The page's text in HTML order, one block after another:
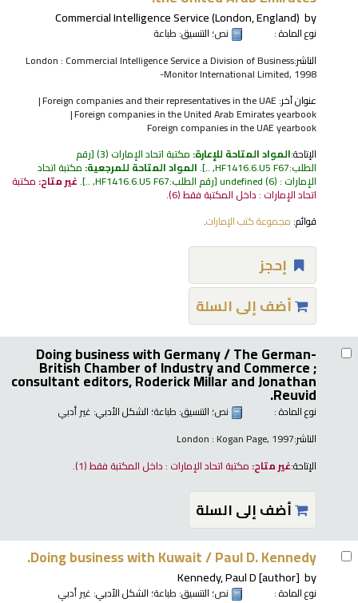
by
Commercial Intelligence Service (London, England)
نوع المادة : نص؛ التنسيق: طباعة
الناشر:London : Commercial Intelligence Service a Division of Business
Monitor International Limited, 1998-
عنوان آخر: Foreign companies and their representatives in the UAE
Foreign companies in the United Arab Emirates yearbook
Foreign companies in the UAE yearbook
الإتاحة:المواد المتاحة للإعارة: مكتبة اتحاد الإمارات (3) رقم
الطلب:HF1416.6.U5 F67, ..
.المواد المتاحة للمرجعية: مكتبة اتحاد
الإمارات : undefined(6) رقم الطلب:HF1416.6.U5 F67, ..
.غير متاح: مكتبة
اتحاد الإمارات : داخل المكتبة فقط(6).
قوائم: مجموعة كتب الإمارات.
إحجز
أضف إلى السلة
Doing business with Germany /The German-
British Chamber of Industry and Commerce ;
consultant editors, Roderick Millar and Jonathan
Reuvid.
نوع المادة : نص؛ التنسيق: طباعة؛ الشكل الأدبي: غير أدبي
الناشر:London : Kogan Page, 1997
الإتاحة:غير متاح: مكتبة اتحاد الإمارات : داخل المكتبة فقط(1).
أضف إلى السلة
Doing business with Kuwait /Paul D. Kennedy.
by
Kennedy, Paul D[author]
نوع المادة : نص؛ التنسيق: طباعة؛ الشكل الأدبي: غير أدبي